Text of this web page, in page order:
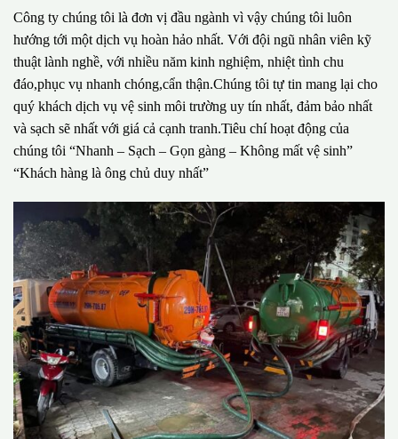
Công ty chúng tôi là đơn vị đầu ngành vì vậy chúng tôi luôn
hướng tới một dịch vụ hoàn hảo nhất. Với đội ngũ nhân viên kỹ
thuật lành nghề, với nhiều năm kinh nghiệm, nhiệt tình chu
đáo,phục vụ nhanh chóng,cẩn thận.Chúng tôi tự tin mang lại cho
quý khách dịch vụ vệ sinh môi trường uy tín nhất, đảm bảo nhất
và sạch sẽ nhất với giá cả cạnh tranh.Tiêu chí hoạt động của
chúng tôi “Nhanh – Sạch – Gọn gàng – Không mất vệ sinh”
“Khách hàng là ông chủ duy nhất”